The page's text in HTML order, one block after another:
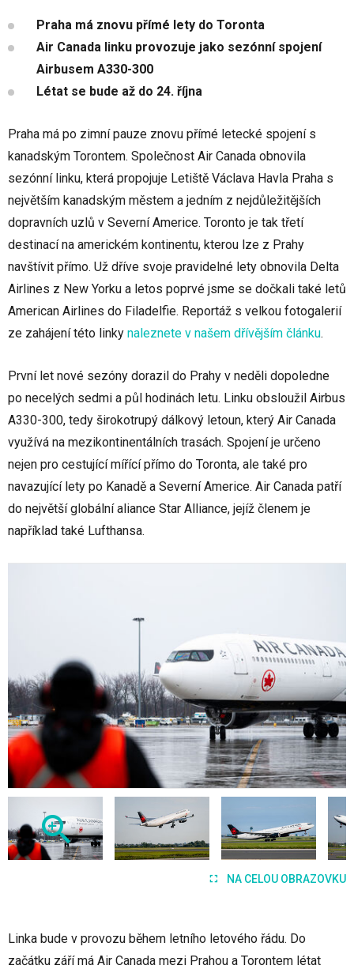
Praha má znovu přímé lety do Toronta
Air Canada linku provozuje jako sezónní spojení
Airbusem A330-300
Létat se bude až do 24. října
Praha má po zimní pauze znovu přímé letecké spojení s
kanadským Torontem. Společnost Air Canada obnovila
sezónní linku, která propojuje Letiště Václava Havla Praha s
největším kanadským městem a jedním z nejdůležitějších
dopravních uzlů v Severní Americe. Toronto je tak třetí
destinací na americkém kontinentu, kterou lze z Prahy
navštívit přímo. Už dříve svoje pravidelné lety obnovila Delta
Airlines z New Yorku a letos poprvé jsme se dočkali také letů
American Airlines do Filadelfie. Reportáž s velkou fotogalerií
ze zahájení této linky naleznete v našem dřívějším článku.
První let nové sezóny dorazil do Prahy v neděli dopoledne
po necelých sedmi a půl hodinách letu. Linku obsloužil Airbus
A330-300, tedy širokotrupý dálkový letoun, který Air Canada
využívá na mezikontinentálních trasách. Spojení je určeno
nejen pro cestující mířící přímo do Toronta, ale také pro
navazující lety po Kanadě a Severní Americe. Air Canada patří
do největší globální aliance Star Alliance, jejíž členem je
například také Lufthansa.
NA CELOU OBRAZOVKU
Linka bude v provozu během letního letového řádu. Do
začátku září má Air Canada mezi Prahou a Torontem létat